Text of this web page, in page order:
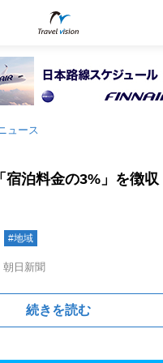
ュース
宿泊料金の3%」を徴
#地域
朝日新聞
続きを読む